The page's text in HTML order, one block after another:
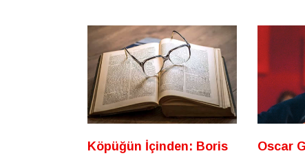
Köpüğün İçinden: Boris
Oscar